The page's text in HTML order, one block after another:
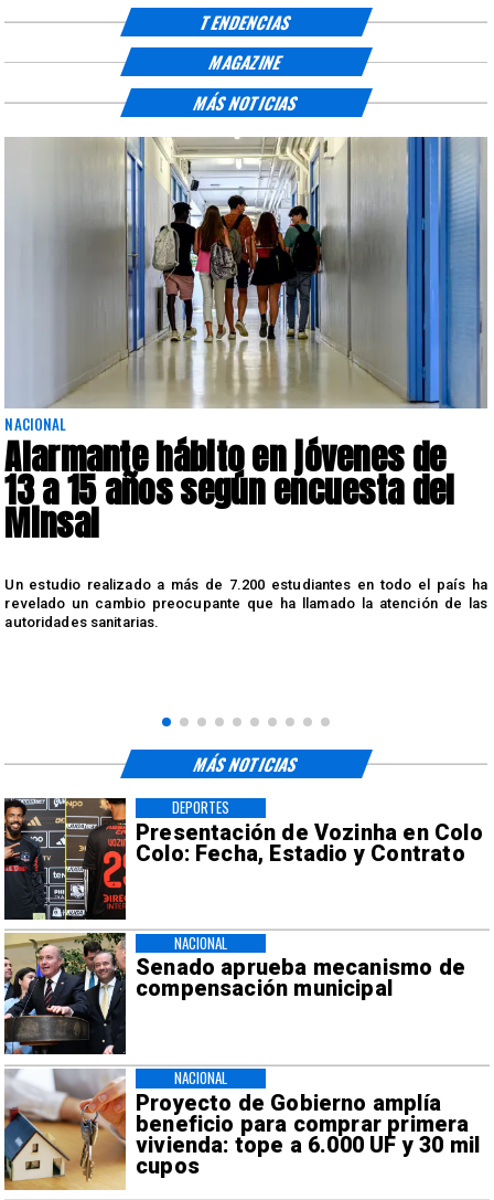
TENDENCIAS
MAGAZINE
NACIONAL
Alarmante hábito en jóvenes de
13 a 15 años según encuesta del
Minsal
Un estudio realizado a más de 7.200 estudiantes en todo el país ha
revelado un cambio preocupante que ha llamado la atención de las
autoridades sanitarias.
MÁS NOTICIAS
Presentación de Vozinha en Colo
Colo: Fecha, Estadio y Contrato
DEPORTES
Senado aprueba mecanismo de
compensación municipal
NACIONAL
Proyecto de Gobierno amplía
beneficio para comprar primera
vivienda: tope a 6.000 UF y 30 mil
cupos
NACIONAL
MÁS NOTICIAS